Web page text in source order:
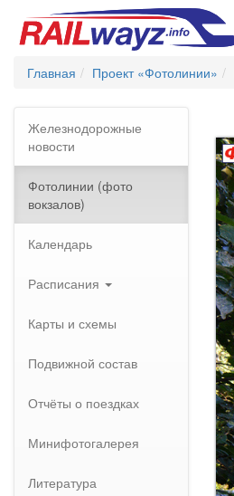
Главная Проект «Фотолинии»
Железнодорожные
новости
Фотолинии (фото
вокзалов)
Календарь
Расписания
Карты и схемы
Подвижной состав
Отчёты о поездках
Минифотогалерея
Литература